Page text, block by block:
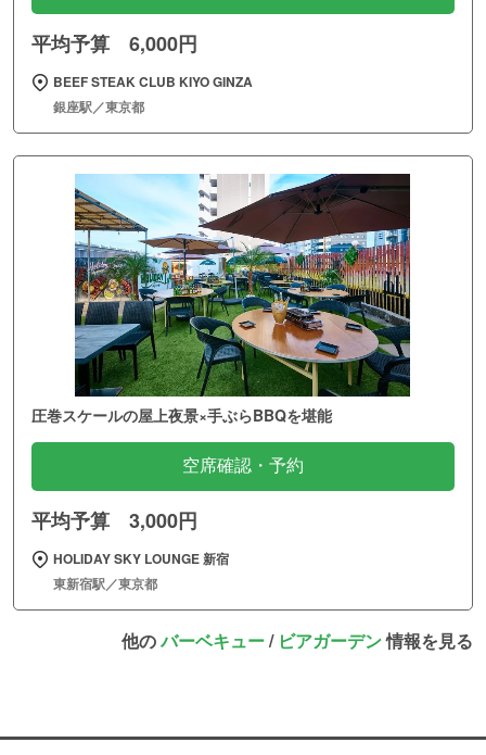
平均予算 6,000円
BEEF STEAK CLUB KIYO GINZA
銀座駅／東京都
圧巻スケールの屋上夜景×手ぶらBBQを堪能
空席確認・予約
平均予算 3,000円
HOLIDAY SKY LOUNGE 新宿
東新宿駅／東京都
他のバーベキュー/ ビアガーデン情報を見る